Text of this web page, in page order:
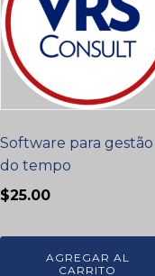
Software para gestão
do tempo
$25.00
AGREGAR AL
CARRITO